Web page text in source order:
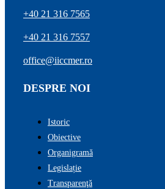
+40 21 316 7565
+40 21 316 7557
office@iiccmer.ro
DESPRE NOI
Istoric
Obiective
Organigramă
Legislație
Transparenţă